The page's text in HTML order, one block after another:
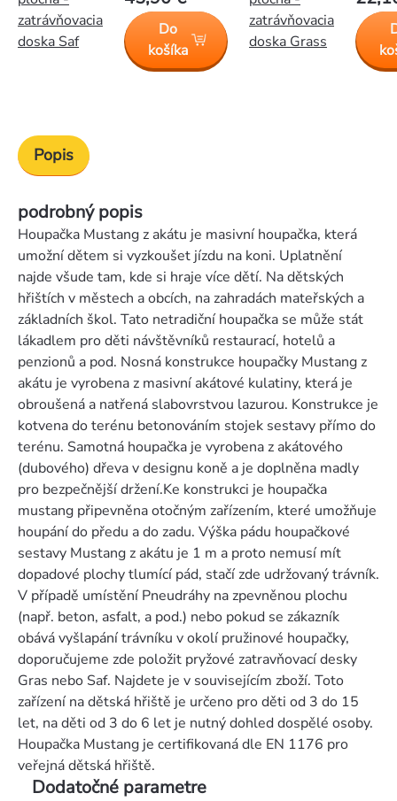
zatrávňovacia
doska Saf
Do
košíka
zatrávňovacia
doska Grass
Popis
podrobný popis
Houpačka Mustang z akátu je masivní houpačka, která
umožní dětem si vyzkoušet jízdu na koni. Uplatnění
najde všude tam, kde si hraje více dětí. Na dětských
hřištích v městech a obcích, na zahradách mateřských a
základních škol. Tato netradiční houpačka se může stát
lákadlem pro děti návštěvníků restaurací, hotelů a
penzionů a pod. Nosná konstrukce houpačky Mustang z
akátu je vyrobena z masivní akátové kulatiny, která je
obroušená a natřená slabovrstvou lazurou. Konstrukce je
kotvena do terénu betonováním stojek sestavy přímo do
terénu. Samotná houpačka je vyrobena z akátového
(dubového) dřeva v designu koně a je doplněna madly
pro bezpečnější držení.Ke konstrukci je houpačka
mustang připevněna otočným zařízením, které umožňuje
houpání do předu a do zadu. Výška pádu houpačkové
sestavy Mustang z akátu je 1 m a proto nemusí mít
dopadové plochy tlumící pád, stačí zde udržovaný trávník.
V případě umístění Pneudráhy na zpevněnou plochu
(např. beton, asfalt, a pod.) nebo pokud se zákazník
obává vyšlapání trávníku v okolí pružinové houpačky,
doporučujeme zde položit pryžové zatravňovací desky
Gras nebo Saf. Najdete je v souvisejícím zboží. Toto
zařízení na dětská hřiště je určeno pro děti od 3 do 15
let, na děti od 3 do 6 let je nutný dohled dospělé osoby.
Houpačka Mustang je certifikovaná dle EN 1176 pro
veřejná dětská hřiště.
Dodatočné parametre